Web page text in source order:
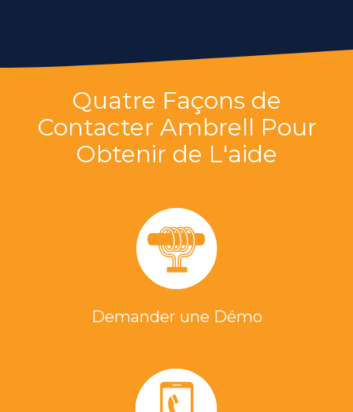
Quatre Façons de
Contacter Ambrell Pour
Obtenir de L'aide
Demander une Démo